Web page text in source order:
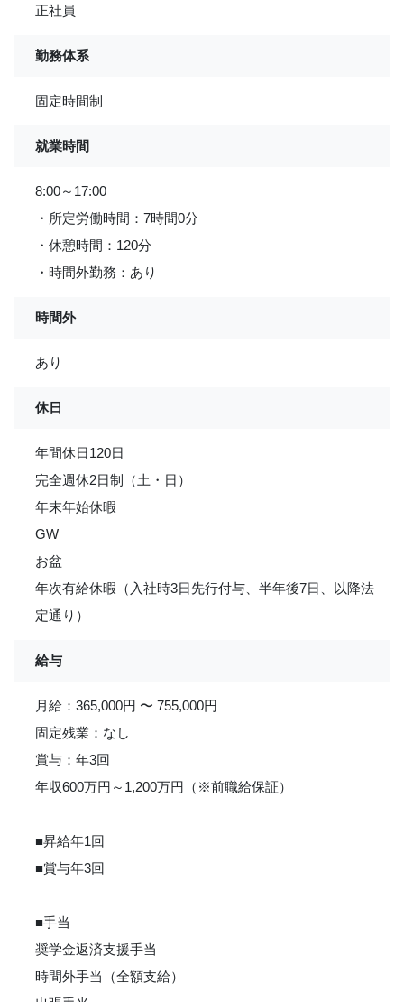
正社員
勤務体系
固定時間制
就業時間
8:00～17:00
・所定労働時間：7時間0分
・休憩時間：120分
・時間外勤務：あり
時間外
あり
休日
年間休日120日
完全週休2日制（土・日）
年末年始休暇
GW
お盆
年次有給休暇（入社時3日先行付与、半年後7日、以降法
定通り）
給与
月給：365,000円 〜 755,000円
固定残業：なし
賞与：年3回
年収600万円～1,200万円（※前職給保証）
■昇給年1回
■賞与年3回
■手当
奨学金返済支援手当
時間外手当（全額支給）